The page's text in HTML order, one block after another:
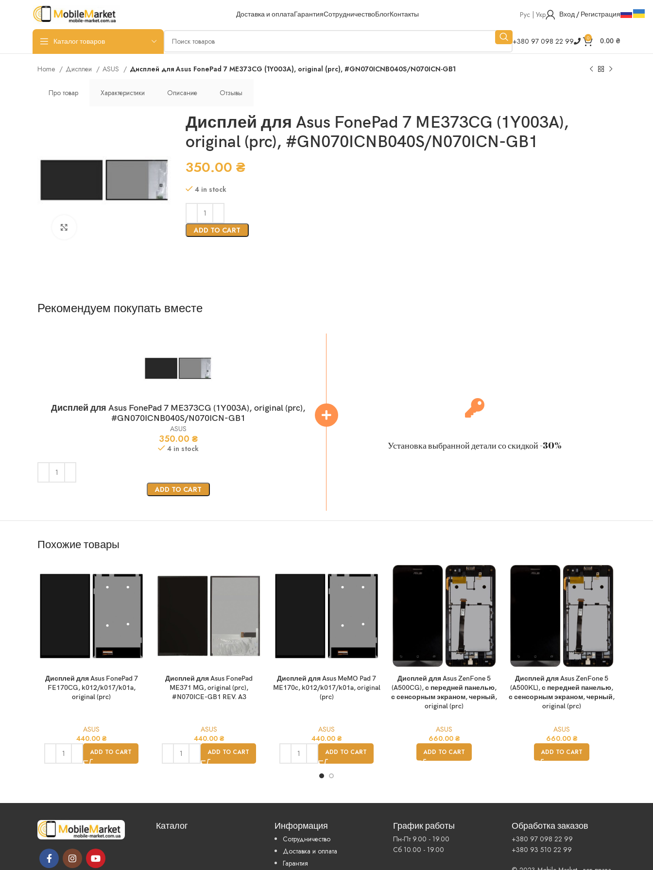
Доставка и оплатаГарантияСотрудничествоБлогКонтакты Рус | Укр Вход / Регистрация
Каталог товаров +380 97 098 22 99 0 0.00 ₴
Home Дисплеи ASUS Дисплей для Asus FonePad 7 ME373CG (1Y003A), original (prc), #GN070ICNB040S/N070ICN-GB1
Про товар Характеристики Описание Отзывы
Дисплей для Asus FonePad 7 ME373CG (1Y003A),
original (prc), #GN070ICNB040S/N070ICN-GB1
350.00 ₴
4 in stock
ADD TO CART
Рекомендуем покупать вместе
Дисплей для Asus FonePad 7 ME373CG (1Y003A), original (prc),
#GN070ICNB040S/N070ICN-GB1
ASUS
350.00 ₴
4 in stock
ADD TO CART
Установка выбранной детали со скидкой -30%
Похожие товары
Дисплей для Asus FonePad 7
FE170CG, k012/k017/k01a,
original (prc)
ASUS
440.00 ₴
ADD TO CART
Дисплей для Asus FonePad
ME371 MG, original (prc),
#N070ICE-GB1 REV. A3
ASUS
440.00 ₴
ADD TO CART
Дисплей для Asus MeMO Pad 7
ME170c, k012/k017/k01a, original
(prc)
ASUS
440.00 ₴
ADD TO CART
Дисплей для Asus ZenFone 5
(A500CG), с передней панелью,
с сенсорным экраном, черный,
original (prc)
ASUS
660.00 ₴
ADD TO CART
Дисплей для Asus ZenFone 5
(A500KL), с передней панелью,
с сенсорным экраном, черный,
original (prc)
ASUS
660.00 ₴
ADD TO CART
Каталог Информация
Сотрудничество
Доставка и оплата
Гарантия
График работы
Пн-Пт 9.00 - 19.00
Сб 10.00 - 19.00
Обработка заказов
+380 97 098 22 99
+380 93 510 22 99